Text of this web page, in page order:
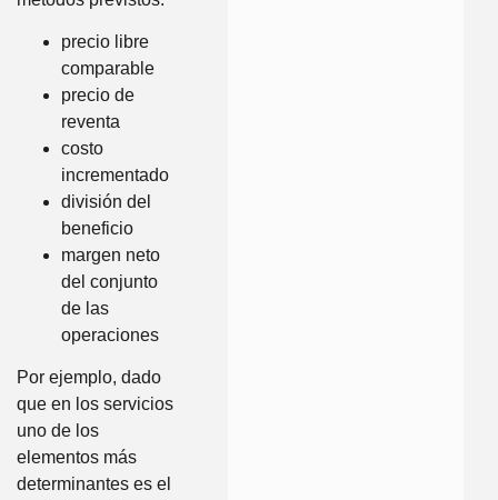
precio libre
comparable
precio de
reventa
costo
incrementado
división del
beneficio
margen neto
del conjunto
de las
operaciones
Por ejemplo, dado
que en los servicios
uno de los
elementos más
determinantes es el